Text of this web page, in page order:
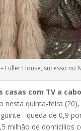
– Fuller House, sucesso
casas com TV a
quinta-feira
queda de 0,9
milhão de domicílios